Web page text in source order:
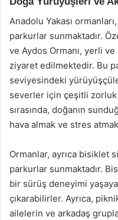
Anadolu Yakası
parkurlar sunmaktadır.
ve Aydos Ormanı, yerli
ziyaret edilmektedir. Bu
seviyesindeki
severler için çeşitli
sırasında, doğanın
hava almak ve stres
Ormanlar, ayrıca bisiklet
parkurlar sunmaktadır.
bir sürüş deneyimi
çıkarabilirler. Ayrıca,
ailelerin ve arkadaş